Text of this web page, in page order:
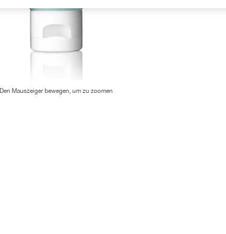
Den Mauszeiger bewegen, um zu zoomen